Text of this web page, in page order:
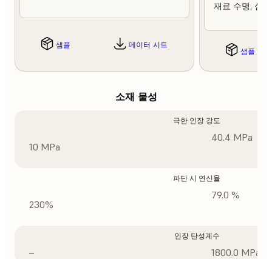
샘플 데이터 시트
재료 수명, 심
샘플
소재 물성
극한 인장 강도
10 MPa
40.4 MPa
파단 시 연신율
230%
79.0 %
인장 탄성계수
– 1800.0 MPa